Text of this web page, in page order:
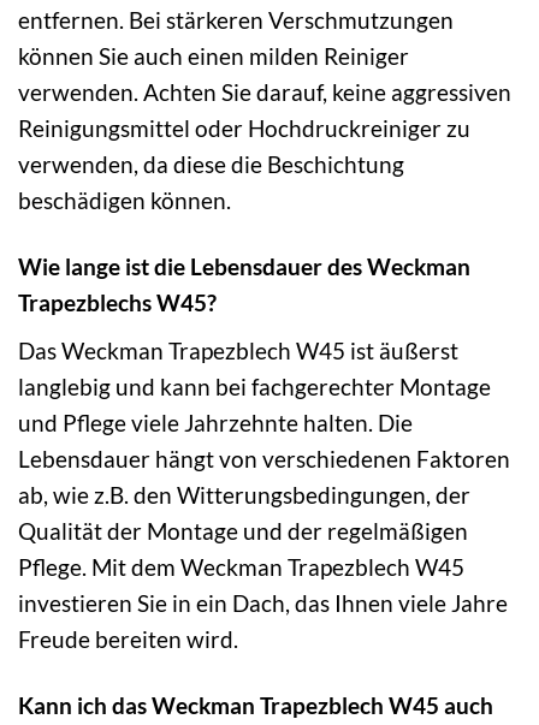
entfernen. Bei stärkeren Verschmutzungen
können Sie auch einen milden Reiniger
verwenden. Achten Sie darauf, keine aggressiven
Reinigungsmittel oder Hochdruckreiniger zu
verwenden, da diese die Beschichtung
beschädigen können.
Wie lange ist die Lebensdauer des Weckman
Trapezblechs W45?
Das Weckman Trapezblech W45 ist äußerst
langlebig und kann bei fachgerechter Montage
und Pflege viele Jahrzehnte halten. Die
Lebensdauer hängt von verschiedenen Faktoren
ab, wie z.B. den Witterungsbedingungen, der
Qualität der Montage und der regelmäßigen
Pflege. Mit dem Weckman Trapezblech W45
investieren Sie in ein Dach, das Ihnen viele Jahre
Freude bereiten wird.
Kann ich das Weckman Trapezblech W45 auch